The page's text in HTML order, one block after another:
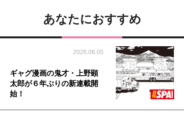
あなたにおすすめ
2026.06.05
ギャグ漫画の鬼才・上野顕
太郎が６年ぶりの新連載開
始！